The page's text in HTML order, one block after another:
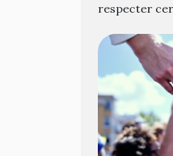
respecter